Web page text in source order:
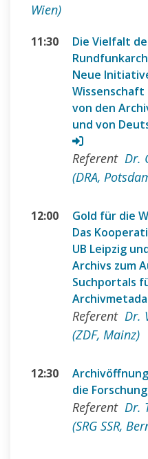
Wien)
11:30
Die Vielfalt
Neue
Wissenschaft
von den
und von
Referent Dr.
(DRA,
12:00
Gold für die
Das
UB Leipzig
Archivs zum
Suchportals
Referent Dr.
(ZDF, Mainz)
12:30
die
Referent Dr.
(SRG SSR,